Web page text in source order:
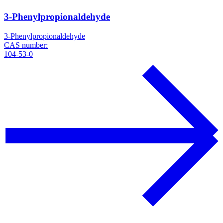
3-Phenylpropionaldehyde
3-Phenylpropionaldehyde
CAS number:
104-53-0